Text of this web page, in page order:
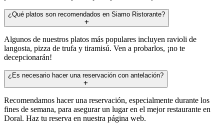
¿Qué platos son recomendados en Siamo Ristorante?
Algunos de nuestros platos más populares incluyen ravioli de
langosta, pizza de trufa y tiramisú. Ven a probarlos, ¡no te
decepcionarán!
¿Es necesario hacer una reservación con antelación?
Recomendamos hacer una reservación, especialmente durante los
fines de semana, para asegurar un lugar en el mejor restaurante en
Doral. Haz tu reserva en nuestra página web.